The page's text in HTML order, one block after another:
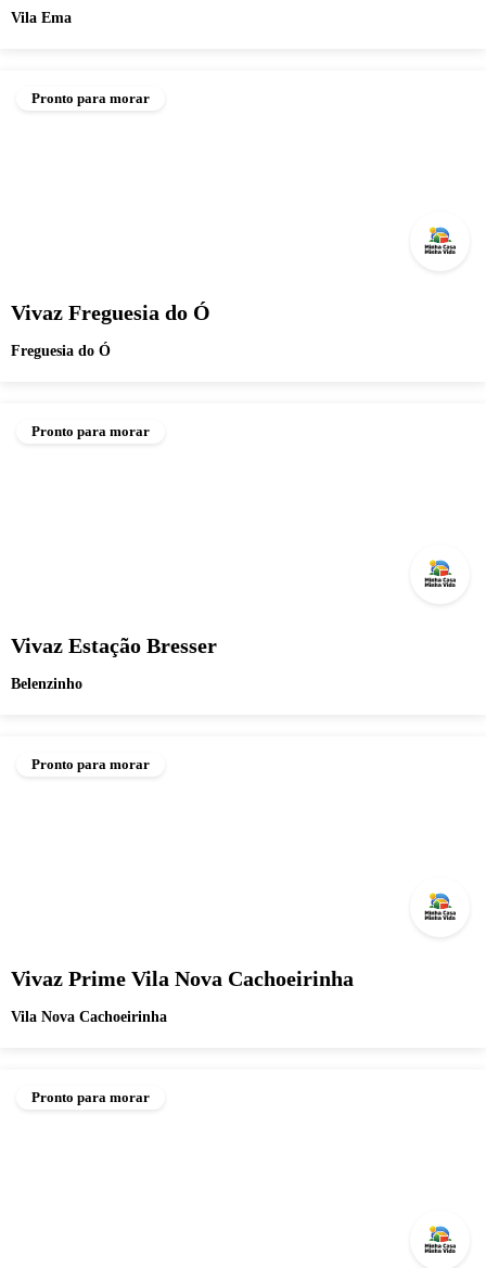
Vila Ema
Pronto para morar
Vivaz Freguesia do Ó
Freguesia do Ó
Pronto para morar
Vivaz Estação Bresser
Belenzinho
Pronto para morar
Vivaz Prime Vila Nova Cachoeirinha
Vila Nova Cachoeirinha
Pronto para morar